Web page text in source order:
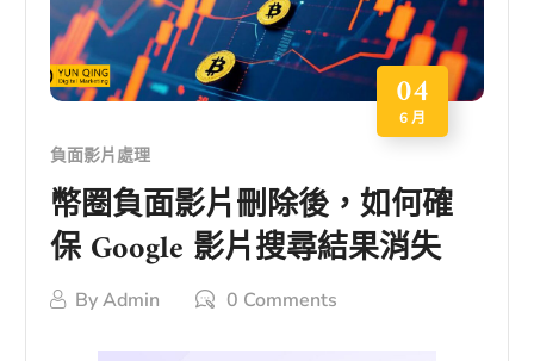
04
6 月
負面影片處理
幣圈負面影片刪除後，如何確
保 Google 影片搜尋結果消失
ByAdmin 0 Comments